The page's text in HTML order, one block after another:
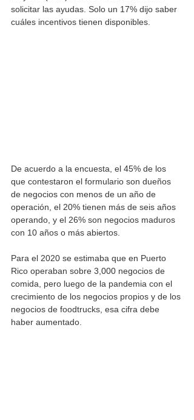
solicitar las ayudas. Solo un 17% dijo saber
cuáles incentivos tienen disponibles.
De acuerdo a la encuesta, el 45% de los
que contestaron el formulario son dueños
de negocios con menos de un año de
operación, el 20% tienen más de seis años
operando, y el 26% son negocios maduros
con 10 años o más abiertos.
Para el 2020 se estimaba que en Puerto
Rico operaban sobre 3,000 negocios de
comida, pero luego de la pandemia con el
crecimiento de los negocios propios y de los
negocios de foodtrucks, esa cifra debe
haber aumentado.